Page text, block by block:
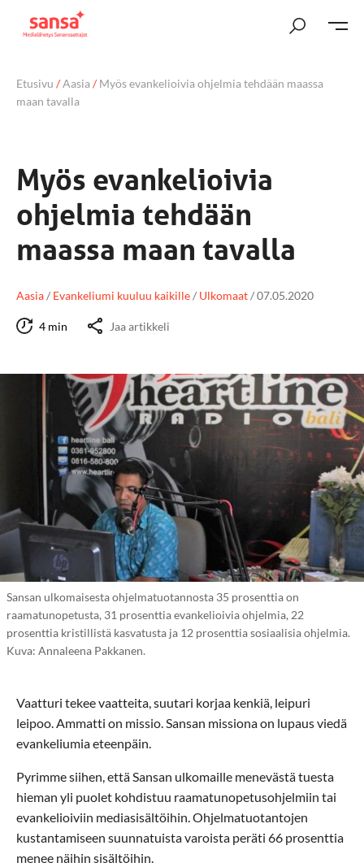
Etusivu /Aasia/Myös evankelioivia ohjelmia tehdään maassa
maan tavalla
Myös evankelioivia
ohjelmia tehdään
maassa maan tavalla
Aasia/ Evankeliumi kuuluu kaikille/ Ulkomaat/07.05.2020
4 min Jaa artikkeli
Sansan ulkomaisesta ohjelmatuotannosta 35 prosenttia on
raamatunopetusta, 31 prosenttia evankelioivia ohjelmia, 22
prosenttia kristillistä kasvatusta ja 12 prosenttia sosiaalisia ohjelmia.
Kuva: Annaleena Pakkanen.
Vaatturi tekee vaatteita, suutari korjaa kenkiä, leipuri
leipoo. Ammatti on missio. Sansan missiona on lupaus viedä
evankeliumia eteenpäin.
Pyrimme siihen, että Sansan ulkomaille menevästä tuesta
hieman yli puolet kohdistuu raamatunopetusohjelmiin tai
evankelioiviin mediasisältöihin. Ohjelmatuotantojen
kustantamiseen suunnatuista varoista peräti 66 prosenttia
menee näihin sisältöihin.